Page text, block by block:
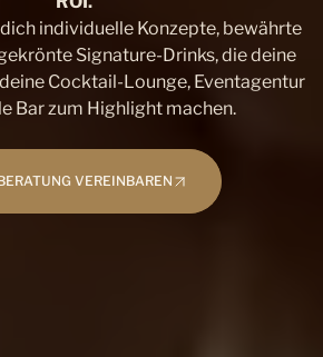
individuelle Konzepte, bewährte
Signature-Drinks, die deine
Cocktail-Lounge, Eventagentur
Bar zum Highlight machen.
VEREINBAREN